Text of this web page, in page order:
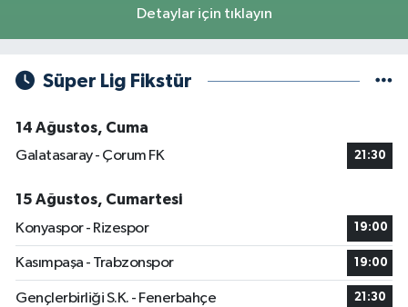
Detaylar için tıklayın
Süper Lig Fikstür
14 Ağustos, Cuma
Galatasaray - Çorum FK
21:30
15 Ağustos, Cumartesi
Konyaspor - Rizespor
19:00
Kasımpaşa - Trabzonspor 19:00
Gençlerbirliği S.K. - Fenerbahçe 21:30